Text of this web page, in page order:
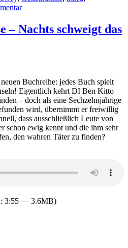
zu
Thomas
Chatwin
Mörder
– Nachts schweigt das
Buchreihe: jedes Buch spielt
Eigentlich kehrt DI Ben Kitto
– doch als eine Sechzehnjährige
wird, übernimmt er freiwillig
dass ausschließlich Leute von
schon ewig kennt und die ihm sehr
den wahren Täter zu finden?
3:55 — 3.6MB)